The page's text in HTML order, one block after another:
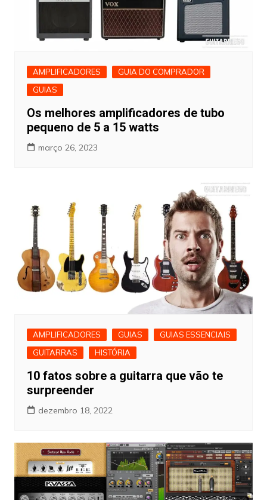
AMPLIFICADORES
GUIA DO COMPRADOR
GUIAS
Os melhores amplificadores de tubo
pequeno de 5 a 15 watts
março 26, 2023
AMPLIFICADORES GUIAS
GUIAS ESSENCIAIS
GUITARRAS
HISTÓRIA
10 fatos sobre a guitarra que vão te
surpreender
dezembro 18, 2022